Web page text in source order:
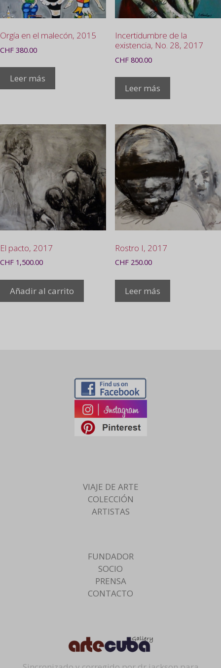
Orgía en el malecón, 2015
CHF 380.00
Leer más
Incertidumbre de la
existencia, No. 28, 2017
CHF800.00
Leer más
El pacto, 2017
CHF 1,500.00
Añadir al carrito
Rostro I, 2017
CHF250.00
Leer más
VIAJE DE ARTE
COLECCIÓN
ARTISTAS
FUNDADOR
SOCIO
PRENSA
CONTACTO